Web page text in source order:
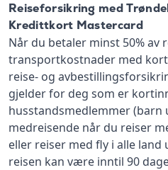
Reiseforsikring med
Kredittkort Mastercard
Når du betaler minst 50% av
transportkostnader med
reise- og
gjelder for deg som er
husstandsmedlemmer (barn
medreisende når du reiser
eller reiser med fly i alle land
reisen kan være inntil 90